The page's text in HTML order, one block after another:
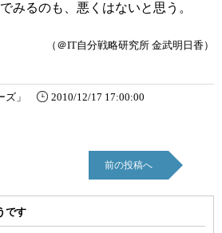
みるのも、悪くはないと思う。
（＠IT自分戦略研究所 金武明日香）
」
2010/12/17 17:00:00
前の投稿へ
です